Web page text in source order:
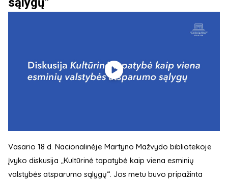
Vasario 18 d. Nacionalinėje Martyno Mažvydo bibliotekoje
įvyko diskusija „Kultūrinė tapatybė kaip viena esminių
valstybės atsparumo sąlygų“. Jos metu buvo pripažinta